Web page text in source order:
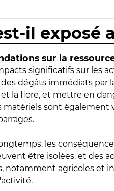
il exposé
sur la
significatifs sur les
dégâts immédiats par
la flore, et mettre en
sont également
les
être isolées, et des
notamment agricoles et